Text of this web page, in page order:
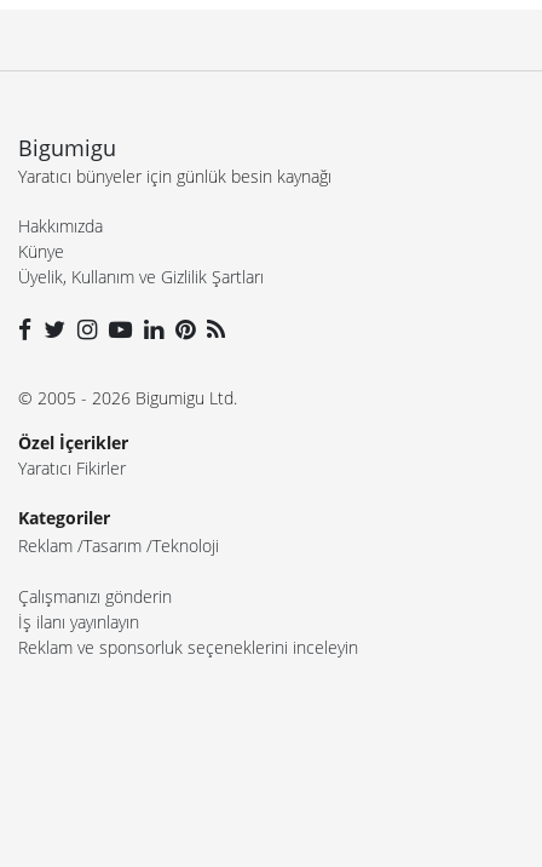
Bigumigu
Yaratıcı bünyeler için günlük besin kaynağı
Hakkımızda
Künye
Üyelik, Kullanım ve Gizlilik Şartları
© 2005 - 2026 Bigumigu Ltd.
Özel İçerikler
Yaratıcı Fikirler
Kategoriler
Reklam Tasarım Teknoloji
Çalışmanızı gönderin
İş ilanı yayınlayın
Reklam ve sponsorluk seçeneklerini inceleyin